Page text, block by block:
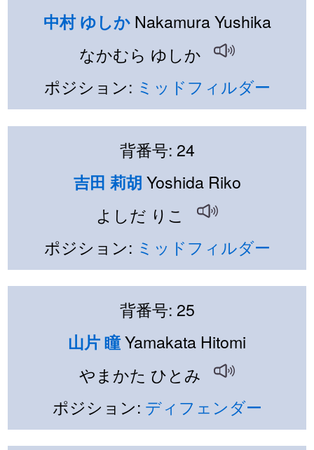
中村 ゆしかNakamura Yushika
なかむら ゆしか
ポジション: ミッドフィルダー
背番号: 24
吉田 莉胡 Yoshida Riko
よしだ りこ
ポジション: ミッドフィルダー
背番号: 25
山片 瞳Yamakata Hitomi
やまかた ひとみ
ポジション: ディフェンダー